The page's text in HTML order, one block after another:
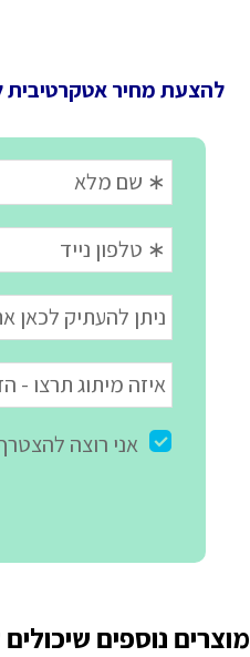
להצעת מחיר אטקרטיבית
מוצרים נוספים שיכולים